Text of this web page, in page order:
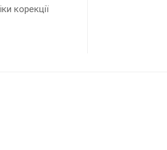
корекції